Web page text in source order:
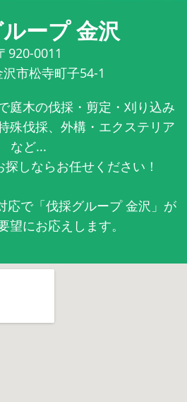
ープ 金沢
920-0011
市松寺町子54-1
庭木の伐採・剪定・刈り込み
殊伐採、外構・エクステリア
など...
しならお任せください！
応で「伐採グループ 金沢」が
望にお応えします。